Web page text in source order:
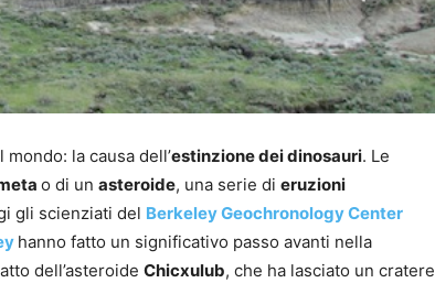
la causa dell’estinzione dei dinosauri. Le
o di un asteroide, una serie di eruzioni
gli scienziati del Berkeley Geochronology Center
hanno fatto un significativo passo avanti nella
dell’asteroide Chicxulub, che ha lasciato un cratere